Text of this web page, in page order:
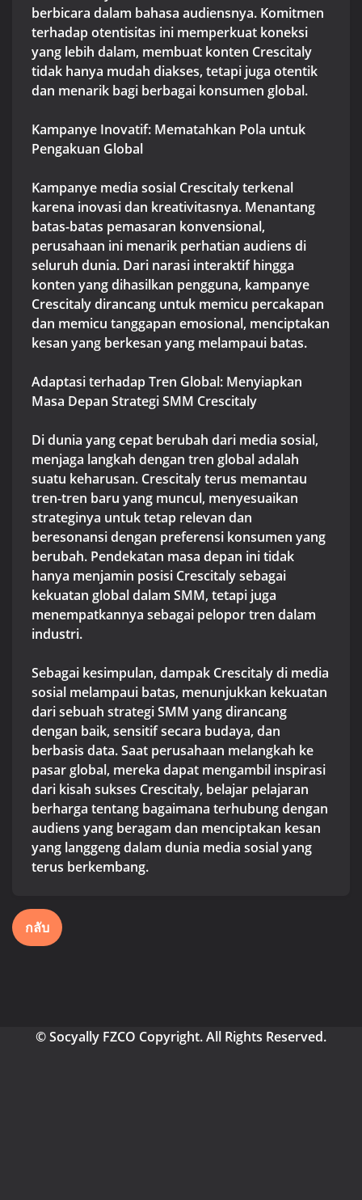
berbicara dalam bahasa audiensnya. Komitmen
terhadap otentisitas ini memperkuat koneksi
yang lebih dalam, membuat konten Crescitaly
tidak hanya mudah diakses, tetapi juga otentik
dan menarik bagi berbagai konsumen global.
Kampanye Inovatif: Mematahkan Pola untuk
Pengakuan Global
Kampanye media sosial Crescitaly terkenal
karena inovasi dan kreativitasnya. Menantang
batas-batas pemasaran konvensional,
perusahaan ini menarik perhatian audiens di
seluruh dunia. Dari narasi interaktif hingga
konten yang dihasilkan pengguna, kampanye
Crescitaly dirancang untuk memicu percakapan
dan memicu tanggapan emosional, menciptakan
kesan yang berkesan yang melampaui batas.
Adaptasi terhadap Tren Global: Menyiapkan
Masa Depan Strategi SMM Crescitaly
Di dunia yang cepat berubah dari media sosial,
menjaga langkah dengan tren global adalah
suatu keharusan. Crescitaly terus memantau
tren-tren baru yang muncul, menyesuaikan
strateginya untuk tetap relevan dan
beresonansi dengan preferensi konsumen yang
berubah. Pendekatan masa depan ini tidak
hanya menjamin posisi Crescitaly sebagai
kekuatan global dalam SMM, tetapi juga
menempatkannya sebagai pelopor tren dalam
industri.
Sebagai kesimpulan, dampak Crescitaly di media
sosial melampaui batas, menunjukkan kekuatan
dari sebuah strategi SMM yang dirancang
dengan baik, sensitif secara budaya, dan
berbasis data. Saat perusahaan melangkah ke
pasar global, mereka dapat mengambil inspirasi
dari kisah sukses Crescitaly, belajar pelajaran
berharga tentang bagaimana terhubung dengan
audiens yang beragam dan menciptakan kesan
yang langgeng dalam dunia media sosial yang
terus berkembang.
กลับ
© Socyally FZCO Copyright. All Rights Reserved.